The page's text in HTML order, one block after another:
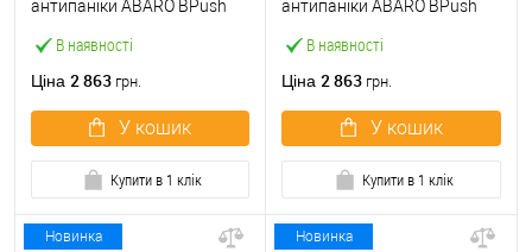
В наявності
антипаніки ABARO BPush
чорний із замком та ручкою
Ціна 2 863 грн.
У кошик
Купити в 1 клік
В наявності
антипаніки ABARO BPush
червоний із замком та
Ціна 2 863 грн.
У кошик
Купити в 1 клік
Новинка
Новинка